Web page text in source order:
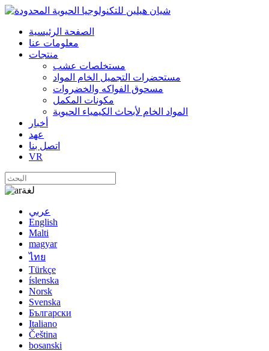
الصفحة الرئيسية
معلومات عنا
منتجات
مستخلصات عشب
مستحضرات التجميل الخام المواد
مسحوق الفواكه والخضروات
مكونات المكمل
المواد الخام لأبحاث الكيمياء الحيوية
أخبار
عهد
اتصل بنا
VR
لغة
عربي
English
Malti
magyar
ไทย
Türkçe
íslenska
Norsk
Svenska
Български
Italiano
Čeština
bosanski